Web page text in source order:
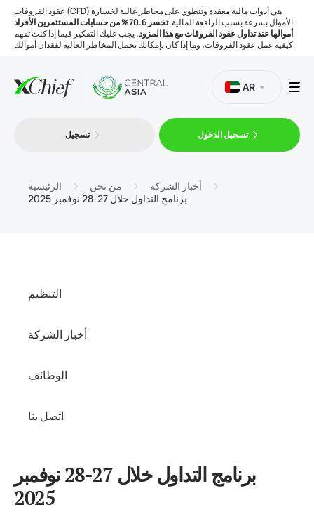
عقود الفروقات (CFD) هي أدوات مالية معقدة وتنطوي على مخاطر عالية لخسارة
الأموال بسرعة بسبب الرافعة المالية.
تخسر 70.6% من حسابات المستثمرين الأفراد
أموالها عند تداول عقود الفروقات مع هذا المزود.يجب عليك التفكير فيما إذا كنت تفهم
كيفية عمل عقود الفروقات، وما إذا كان بإمكانك تحمل المخاطر العالية لفقدان أموالك.
المنصات
AR
تسجيل تسجيل الدخول
الرئيسية من نحن
أخبار الشركة
برنامج التداول خلال 27-28 نوفمبر 2025
التنظيم
أخبار الشركة
الوظائف
اتصل بنا
برنامج التداول خلال 27-28 نوفمبر
2025